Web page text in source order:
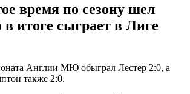
время по сезону шел
итоге сыграет в Лиге
Англии МЮ обыграл Лестер 2:0, а
также 2:0.